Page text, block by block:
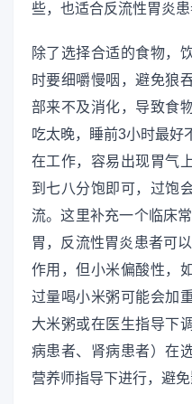
些，也适合反流性胃炎患
除了选择合适的食物，
时要细嚼慢咽，避免狼
部来不及消化，导致食
吃太晚，睡前3小时最好
在工作，容易出现胃气
到七八分饱即可，过饱
流。这里补充一个临床
胃，反流性胃炎患者可
作用，但小米偏酸性，
过量喝小米粥可能会加
大米粥或在医生指导下
病患者、肾病患者）在
营养师指导下进行，避免